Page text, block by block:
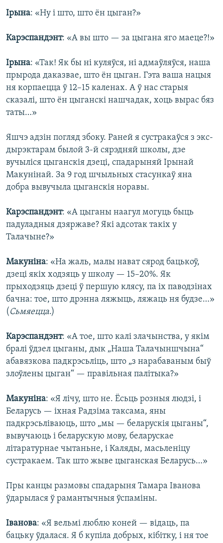
Ірына: «Ну і што, што ён цыган?»
Карэспандэнт: «А вы што — за цыгана яго маеце?!»
Ірына: «Так! Як бы ні куляўся, ні адмаўляўся, наша
прырода даказвае, што ён цыган. Гэта ваша нацыя
ня корпаецца ў 12–15 каленах. А ў нас старыя
сказалі, што ён цыганскі нашчадак, хоць вырас бяз
таты…»
Яшчэ адзін погляд збоку. Раней я сустракаўся з экс-
дырэктарам былой 3-й сярэдняй школы, дзе
вучыліся цыганскія дзеці, спадарыняй Ірынай
Макунінай. За 9 год шчыльных стасункаў яна
добра вывучыла цыганскія норавы.
Карэспандэнт: «А цыганы наагул могуць быць
падуладныя дзяржаве? Які адсотак такіх у
Талачыне?»
Макуніна: «На жаль, малы нават сярод бацькоў,
дзеці якіх ходзяць у школу — 15–20%. Як
прыходзяць дзеці ў першую клясу, па іх паводзінах
бачна: тое, што дрэнна ляжыць, ляжаць ня будзе…»
( Сьмяецца.)
Карэспандэнт: «А тое, што калі злачынства, у якім
бралі ўдзел цыганы, дык „Наша Талачыншчына“
абавязкова падкрэсьліць, што „з нарабаваным быў
злоўлены цыган“ — правільная палітыка?»
Макуніна: «Я лічу, што не. Ёсьць розныя людзі, і
Беларусь — іхная Радзіма таксама, яны
падкрэсьліваюць, што „мы — беларускія цыганы“,
вывучаюць і беларускую мову, беларускае
літаратурнае чытаньне, і Каляды, масьленіцу
сустракаем. Так што жыве цыганская Беларусь…»
Пры канцы размовы спадарыня Тамара Іванова
ўдарылася ў рамантычныя ўспаміны.
Іванова: «Я вельмі люблю коней — відаць, па
бацьку ўдалася. Я б купіла добрых, кібітку, і ня тое